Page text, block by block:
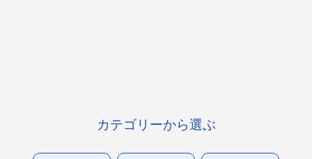
カテゴリーから選ぶ